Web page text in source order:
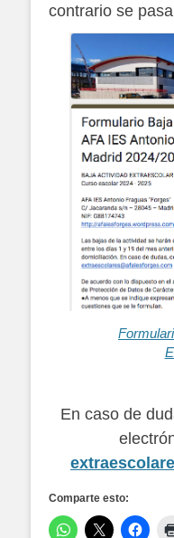
contrario se
En caso de
Comparte esto: